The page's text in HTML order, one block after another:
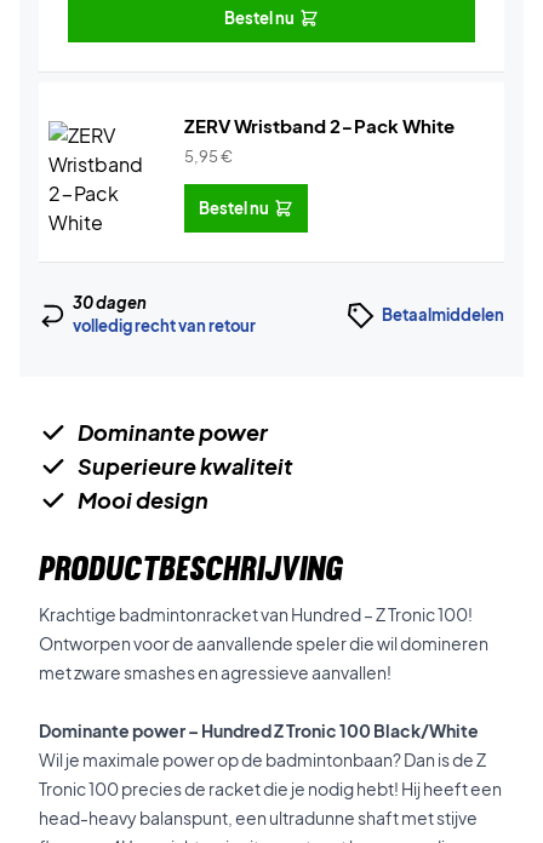
Bestel nu
ZERV Wristband 2-Pack White
5,95€
Bestel nu
30 dagen
volledig recht van retour
Betaalmiddelen
Dominante power
Superieure kwaliteit
Mooi design
PRODUCTBESCHRIJVING
Krachtige badmintonracket van Hundred – Z Tronic 100!
Ontworpen voor de aanvallende speler die wil domineren
met zware smashes en agressieve aanvallen!
Dominante power – Hundred Z Tronic 100 Black/White
Wil je maximale power op de badmintonbaan? Dan is de Z
Tronic 100 precies de racket die je nodig hebt! Hij heeft een
head-heavy balanspunt, een ultradunne shaft met stijve